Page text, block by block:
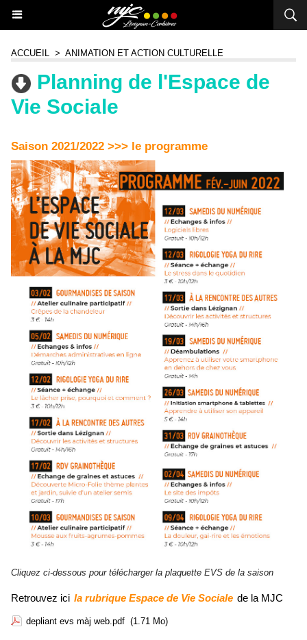
ACCUEIL > ANIMATION ET ACTION CULTURELLE
Planning de l'Espace de
Vie Sociale
Saison 2021/2022 >>> le programme
Cliquez ci-dessous pour télécharger la plaquette EVS de la saison
Retrouvez ici la rubrique Espace de Vie Sociale de la MJC
depliant evs màj web.pdf (1.71 Mo)